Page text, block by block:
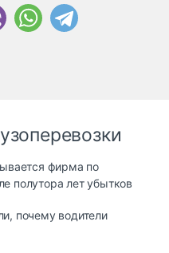
фирма по
полутора лет убытков
почему водители